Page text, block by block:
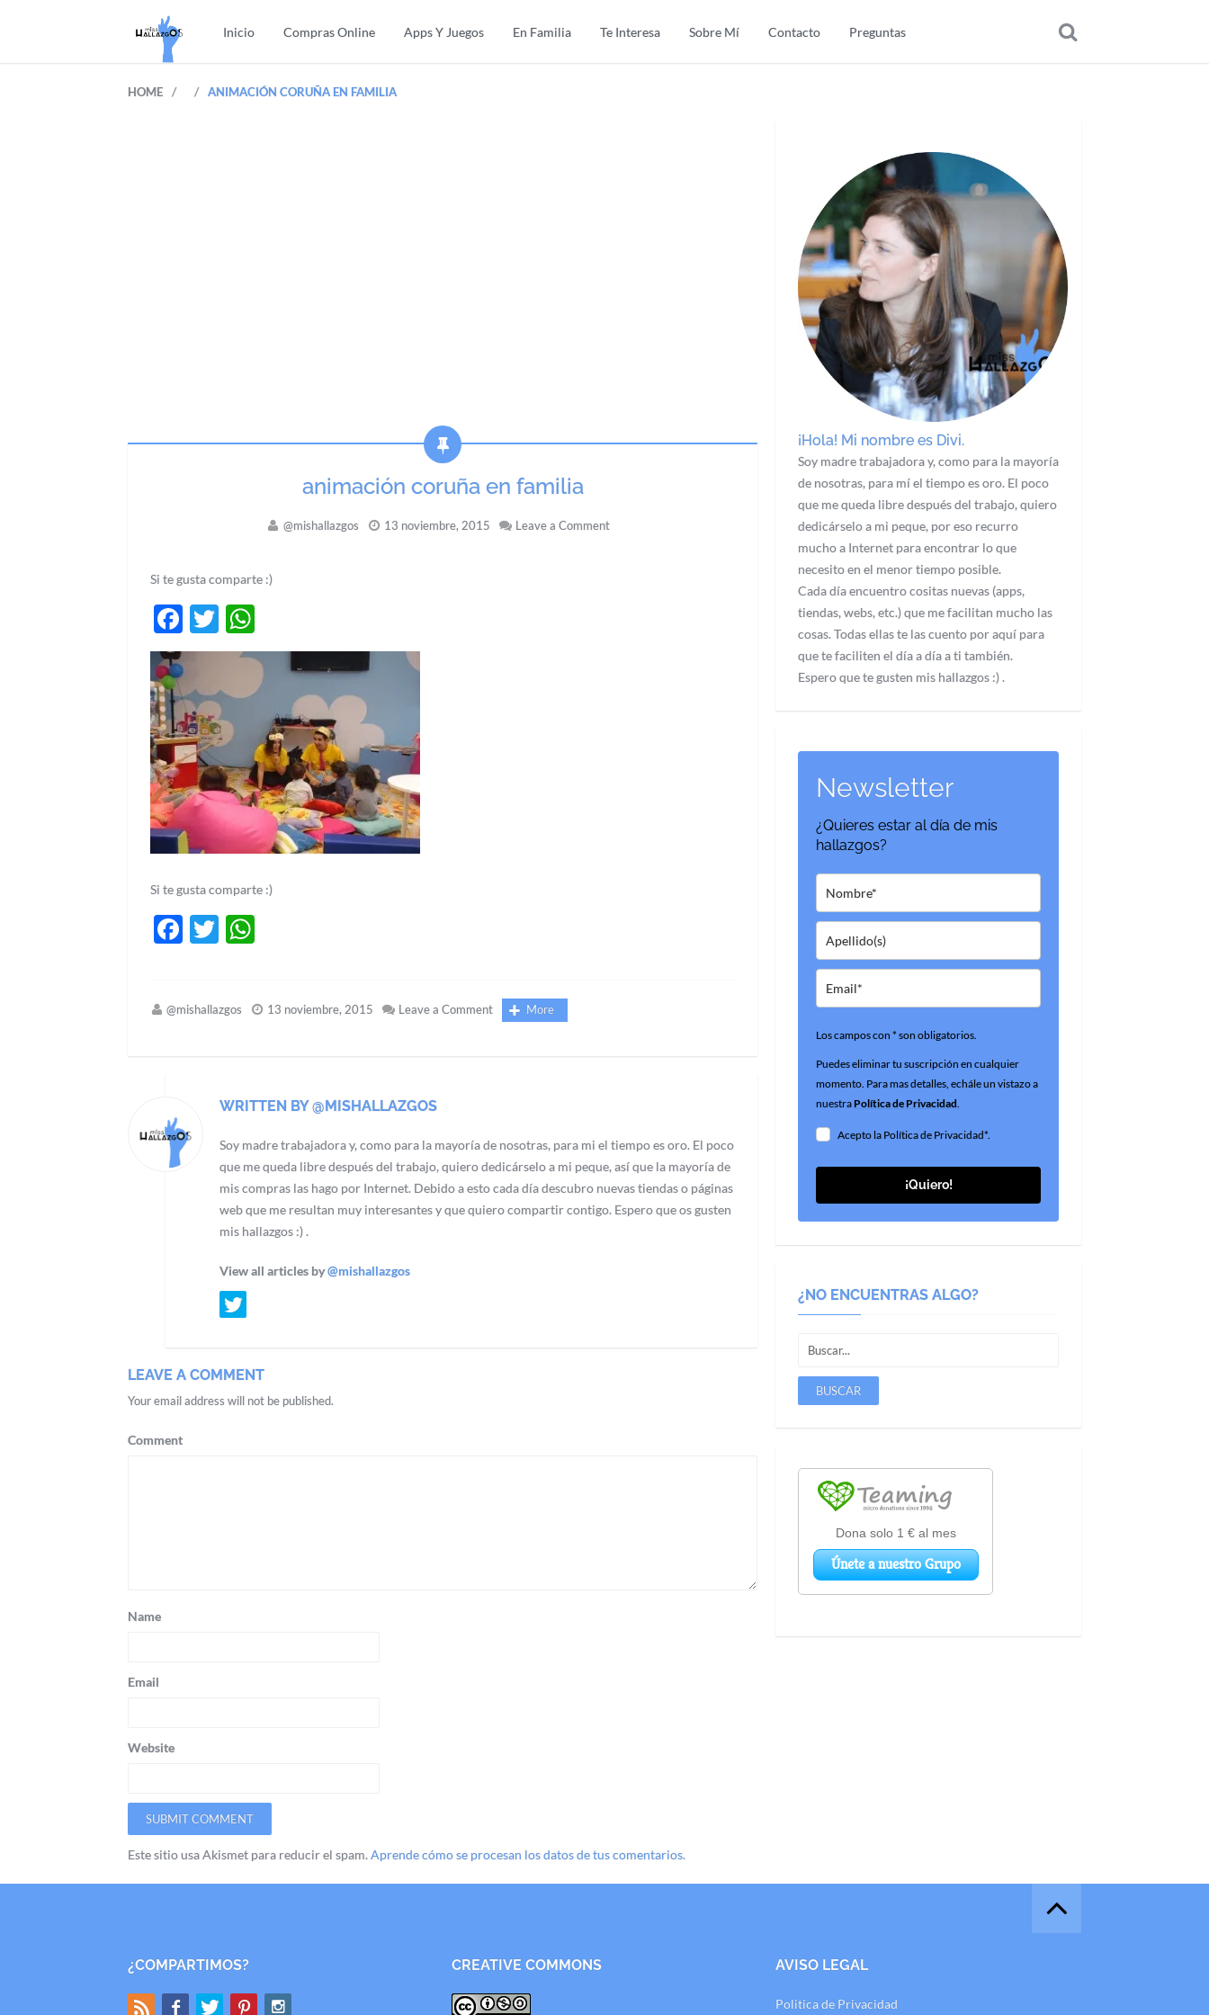
Inicio Compras Online Apps Y Juegos En Familia Te Interesa Sobre Mí Contacto Preguntas
HOME / / ANIMACIÓN CORUÑA EN FAMILIA
animación coruña en familia
@mishallazgos 13 noviembre, 2015 Leave a Comment
Si te gusta comparte :)
Facebook
Twitter
Si te gusta comparte :)
Facebook
Twitter
@mishallazgos 13 noviembre, 2015 Leave a Comment More
WRITTEN BY @MISHALLAZGOS
Soy madre trabajadora y, como para la mayoría de nosotras, para mi el tiempo es oro. El poco
que me queda libre después del trabajo, quiero dedicárselo a mi peque, así que la mayoría de
mis compras las hago por Internet. Debido a esto cada día descubro nuevas tiendas o páginas
web que me resultan muy interesantes y que quiero compartir contigo. Espero que os gusten
mis hallazgos :) .
View all articles by@mishallazgos
LEAVE A COMMENT
Your email address will not be published.
Comment
Name
Email
Website
Este sitio usa Akismet para reducir el spam.Aprende cómo se procesan los datos de tus comentarios.
¡Hola! Mi nombre es Divi.
Soy madre trabajadora y, como para la mayoría
de nosotras, para mí el tiempo es oro. El poco
que me queda libre después del trabajo, quiero
dedicárselo a mi peque, por eso recurro
mucho a Internet para encontrar lo que
necesito en el menor tiempo posible.
Cada día encuentro cositas nuevas (apps,
tiendas, webs, etc.) que me facilitan mucho las
cosas. Todas ellas te las cuento por aquí para
que te faciliten el día a día a ti también.
Espero que te gusten mis hallazgos :) .
Newsletter
¿Quieres estar al día de mis
hallazgos?
Los campos con * son obligatorios.
Puedes eliminar tu suscripción en cualquier
momento. Para mas detalles, echále un vistazo a
nuestraPolítica de Privacidad.
Acepto la Política de Privacidad*.
¡Quiero!
¿NO ENCUENTRAS ALGO?
¿COMPARTIMOS? CREATIVE COMMONS AVISO LEGAL
Politica de Privacidad